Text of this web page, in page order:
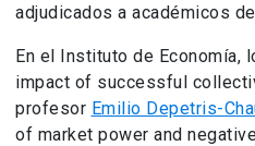
adjudicados a académicos
En el Instituto de Economía,
impact of successful
profesor Emilio Depetris-
of market power and